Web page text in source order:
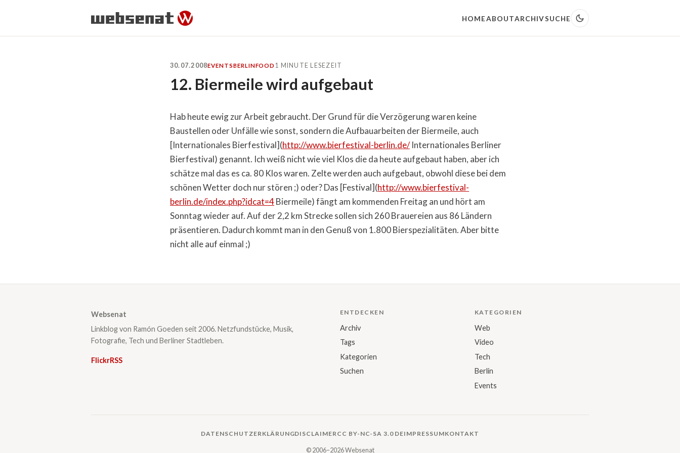
HOMEABOUTARCHIVSUCHE
30.07.2008EVENTSBERLINFOOD 1 MINUTE LESEZEIT
12. Biermeile wird aufgebaut
Hab heute ewig zur Arbeit gebraucht. Der Grund für die Verzögerung waren keine
Baustellen oder Unfälle wie sonst, sondern die Aufbauarbeiten der Biermeile, auch
[Internationales Bierfestival](http://www.bierfestival-berlin.de/Internationales Berliner
Bierfestival) genannt. Ich weiß nicht wie viel Klos die da heute aufgebaut haben, aber ich
schätze mal das es ca. 80 Klos waren. Zelte werden auch aufgebaut, obwohl diese bei dem
schönen Wetter doch nur stören ;) oder? Das [Festival](http://www.bierfestival-
berlin.de/index.php?idcat=4Biermeile) fängt am kommenden Freitag an und hört am
Sonntag wieder auf. Auf der 2,2 km Strecke sollen sich 260 Brauereien aus 86 Ländern
präsentieren. Dadurch kommt man in den Genuß von 1.800 Bierspezialitäten. Aber bitte
nicht alle auf einmal ;)
Websenat
Linkblog von Ramón Goeden seit 2006. Netzfundstücke, Musik,
Fotografie, Tech und Berliner Stadtleben.
FlickrRSS
ENTDECKEN
Archiv
Tags
Kategorien
Suchen
KATEGORIEN
Web
Video
Tech
Berlin
Events
DATENSCHUTZERKLÄRUNGDISCLAIMER CC BY-NC-SA 3.0 DEIMPRESSUMKONTAKT
© 2006–2026 Websenat